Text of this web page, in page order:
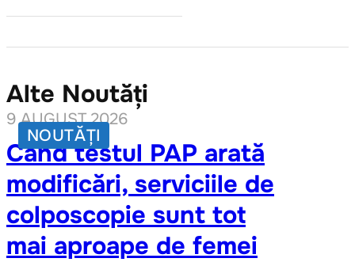
Alte Noutăți
NOUTĂȚI
9 AUGUST 2026
Când testul PAP arată
modificări, serviciile de
colposcopie sunt tot
mai aproape de femei